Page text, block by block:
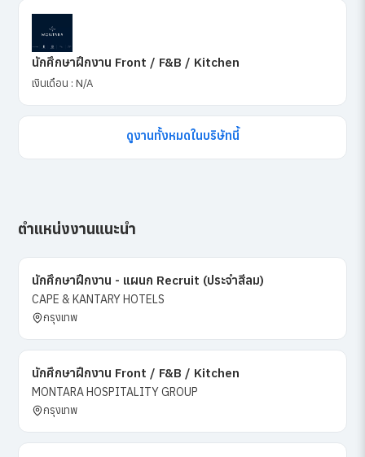
นักศึกษาฝึกงาน Front / F&B / Kitchen
เงินเดือน : N/A
ดูงานทั้งหมดในบริษัทนี้
ตำแหน่งงานแนะนำ
นักศึกษาฝึกงาน - แผนก Recruit (ประจำสีลม)
CAPE & KANTARY HOTELS
กรุงเทพ
นักศึกษาฝึกงาน Front / F&B / Kitchen
MONTARA HOSPITALITY GROUP
กรุงเทพ